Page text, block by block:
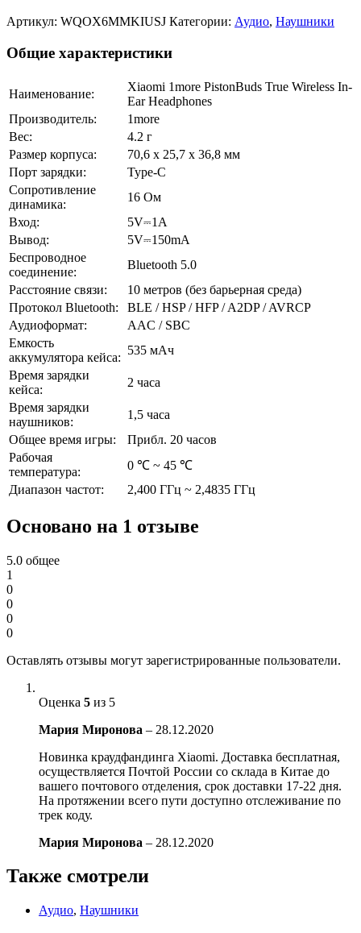
Артикул: WQOX6MMKIUSJ Категории: Аудио, Наушники
Общие характеристики
Наименование:
Xiaomi 1more PistonBuds True Wireless In-
Ear Headphones
Производитель:
1more
Вес:
4.2 г
Размер корпуса:
70,6 х 25,7 х 36,8 мм
Порт зарядки:
Type-C
Сопротивление
динамика:
16 Ом
Вход:
5V⎓1A
Вывод:
5V⎓150mA
Беспроводное
соединение:
Bluetooth 5.0
Расстояние связи:
10 метров (без барьерная среда)
Протокол Bluetooth:
BLE / HSP / HFP / A2DP / AVRCP
Аудиоформат:
AAC / SBC
Емкость
аккумулятора кейса:
535 мАч
Время зарядки
кейса:
2 часа
Время зарядки
наушников:
1,5 часа
Общее время игры:
Прибл. 20 часов
Рабочая
температура:
0 ℃ ~ 45 ℃
Диапазон частот:
2,400 ГГц ~ 2,4835 ГГц
Основано на 1 отзыве
5.0 общее
1
0
0
0
0
Оставлять отзывы могут зарегистрированные пользователи.
Оценка 5 из 5
Мария Миронова – 28.12.2020
Новинка краудфандинга Xiaomi. Доставка бесплатная,
осуществляется Почтой России со склада в Китае до
вашего почтового отделения, срок доставки 17-22 дня.
На протяжении всего пути доступно отслеживание по
трек коду.
Мария Миронова – 28.12.2020
Также смотрели
Аудио, Наушники